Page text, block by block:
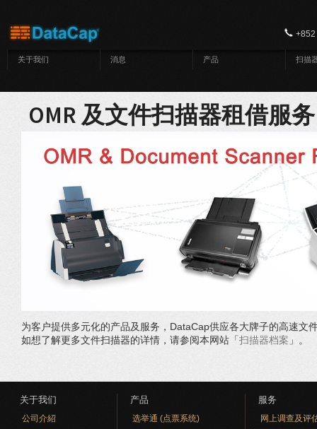
关于我们 消息 产品 扫描
OMR 及文件扫描器租借服务
为客户提供多元化的产品及服务，DataCap供应各大牌子的高速
如想了解更多文件扫描器的详情，请参阅本网站「扫描器档案 」。
关于我们
公司介紹
产品
选举通 (点票系统)
服务
网上调查及评